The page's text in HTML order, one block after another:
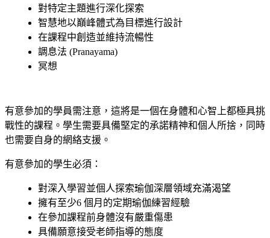
對特定主題進行深化探索
智慧地以巔峰體式為目標進行設計
在課程中創造並維持流暢性
調息法 (Pranayama)
冥想
有意參加的學員需注意，這將是一個在身體和心智上都極具挑
戰性的課程。學生需要具備堅定的承諾精神和個人所捨，同時
也需要自身的網絡支援。
有意參加的學生必須：
對深入學習並個人探索瑜伽深層領域充滿渴望
擁有至少6 個月的定期瑜伽練習經驗
在參加課程前身體沒有嚴重傷患
具備願意接受老師指導的態度